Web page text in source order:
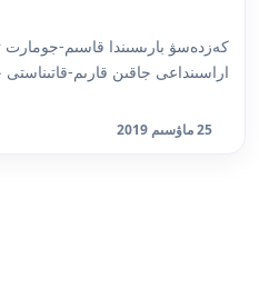
كەزدەسۋ بارىسىندا قاسىم-جومارت
اراسىنداعى جاقىن قارىم-
25 ماۋسىم 2019